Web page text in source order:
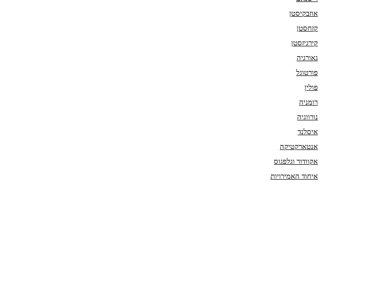
אוזבקיסטן
קזחסטן
קירגיזסטן
גאורגיה
פורטוגל
פולין
רומניה
נורווגיה
איסלנד
אנטארקטיקה
אקוודור וגלפגוס
איחוד האמירויות